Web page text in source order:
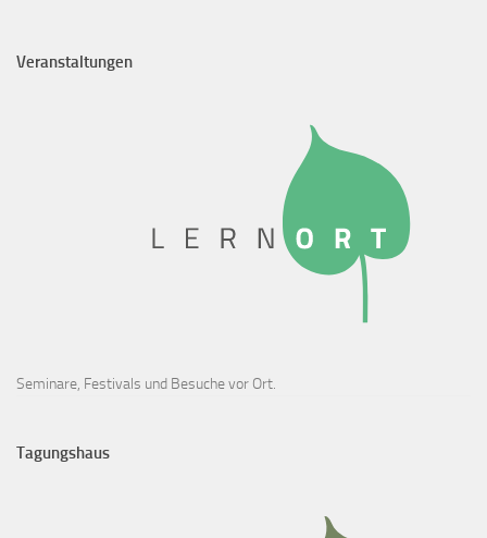
Veranstaltungen
Seminare, Festivals und Besuche vor Ort.
Tagungshaus